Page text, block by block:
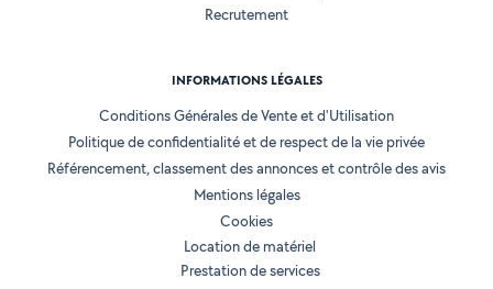
Recrutement
INFORMATIONS LÉGALES
Conditions Générales de Vente et d'Utilisation
Politique de confidentialité et de respect de la vie privée
Référencement, classement des annonces et contrôle des avis
Mentions légales
Cookies
Location de matériel
Prestation de services